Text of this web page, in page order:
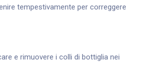
tempestivamente per correggere
e rimuovere i colli di bottiglia nei